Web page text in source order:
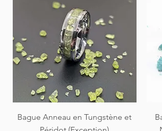
Aperçu rapide
Bague Anneau en Tungstène et